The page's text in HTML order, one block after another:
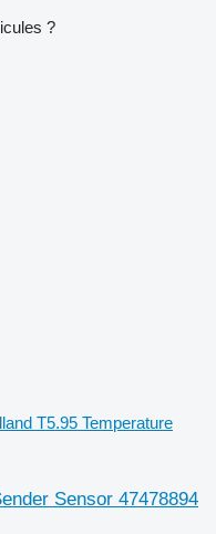
?
T5.95 Temperature
Sensor 47478894